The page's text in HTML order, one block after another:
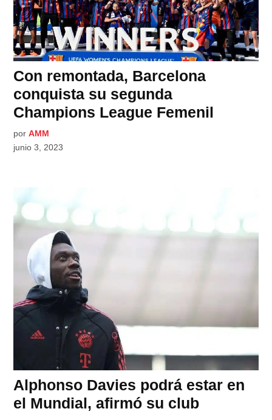
Con remontada, Barcelona
conquista su segunda
Champions League Femenil
por AMM
junio 3, 2023
Alphonso Davies podrá estar en
el Mundial, afirmó su club